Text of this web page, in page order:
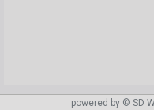
powered by © SD